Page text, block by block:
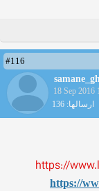
#116
18 Sep 2016
ارسالها: 136
https://
https://